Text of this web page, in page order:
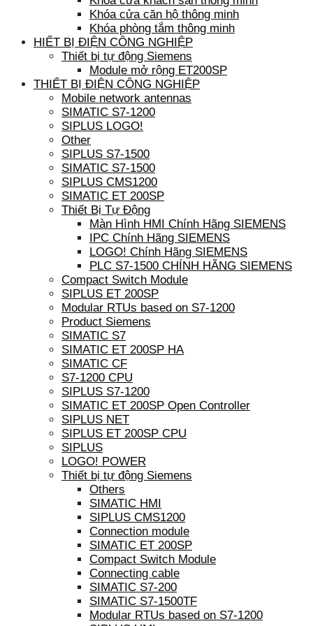
Khóa cửa căn hộ thông minh
Khóa phòng tắm thông minh
HIẾT BỊ ĐIỆN CÔNG NGHIỆP
Thiết bị tự động Siemens
Module mở rộng ET200SP
THIẾT BỊ ĐIỆN CÔNG NGHIỆP
Mobile network antennas
SIMATIC S7-1200
SIPLUS LOGO!
Other
SIPLUS S7-1500
SIMATIC S7-1500
SIPLUS CMS1200
SIMATIC ET 200SP
Thiết Bị Tự Động
Màn Hình HMI Chính Hãng SIEMENS
IPC Chính Hãng SIEMENS
LOGO! Chính Hãng SIEMENS
PLC S7-1500 CHÍNH HÃNG SIEMENS
Compact Switch Module
SIPLUS ET 200SP
Modular RTUs based on S7-1200
Product Siemens
SIMATIC S7
SIMATIC ET 200SP HA
SIMATIC CF
S7-1200 CPU
SIPLUS S7-1200
SIMATIC ET 200SP Open Controller
SIPLUS NET
SIPLUS ET 200SP CPU
SIPLUS
LOGO! POWER
Thiết bị tự động Siemens
Others
SIMATIC HMI
SIPLUS CMS1200
Connection module
SIMATIC ET 200SP
Compact Switch Module
Connecting cable
SIMATIC S7-200
SIMATIC S7-1500TF
Modular RTUs based on S7-1200